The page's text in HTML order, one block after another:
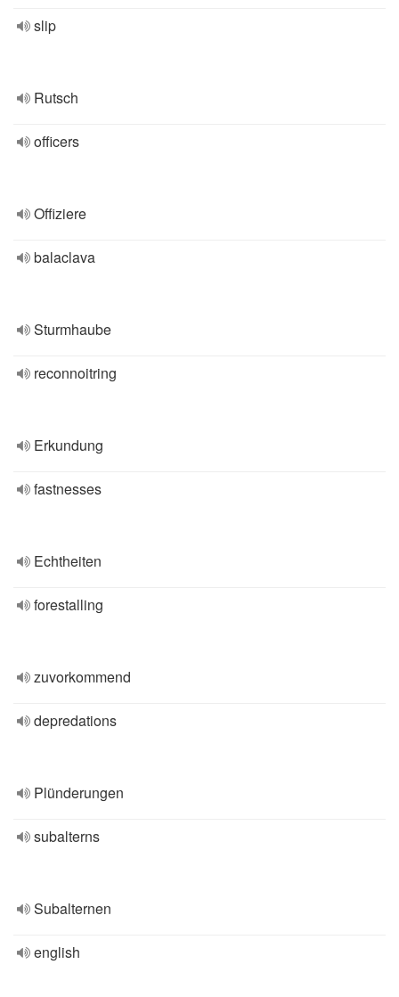
slip
Rutsch
officers
Offiziere
balaclava
Sturmhaube
reconnoitring
Erkundung
fastnesses
Echtheiten
forestalling
zuvorkommend
depredations
Plünderungen
subalterns
Subalternen
english